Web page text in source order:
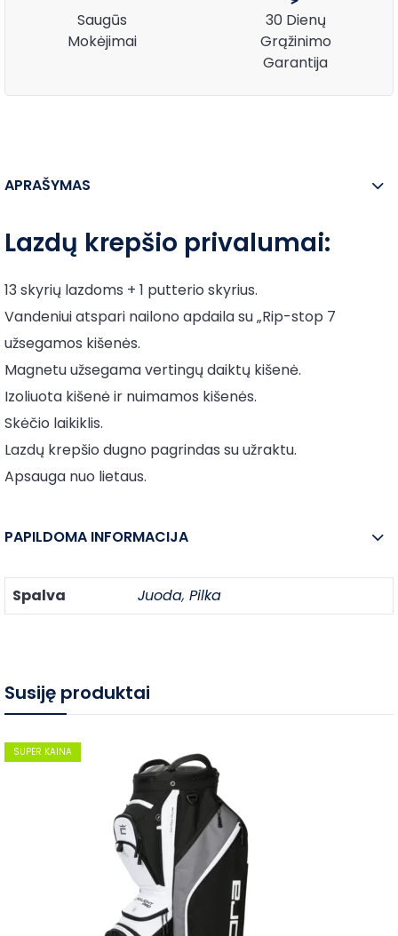
Saugūs
Mokėjimai
30 Dienų
Grąžinimo
Garantija
APRAŠYMAS
Lazdų krepšio privalumai:
13 skyrių lazdoms + 1 putterio skyrius.
Vandeniui atspari nailono apdaila su „Rip-stop 7
užsegamos kišenės.
Magnetu užsegama vertingų daiktų kišenė.
Izoliuota kišenė ir nuimamos kišenės.
Skėčio laikiklis.
Lazdų krepšio dugno pagrindas su užraktu.
Apsauga nuo lietaus.
PAPILDOMA INFORMACIJA
Spalva Juoda, Pilka
Susiję produktai
SUPER KAINA